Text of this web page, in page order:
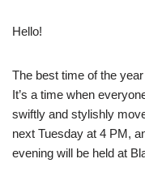
Hello!
The best time of the
It’s a time when
swiftly and stylishly
next Tuesday at 4 PM,
evening will be held at